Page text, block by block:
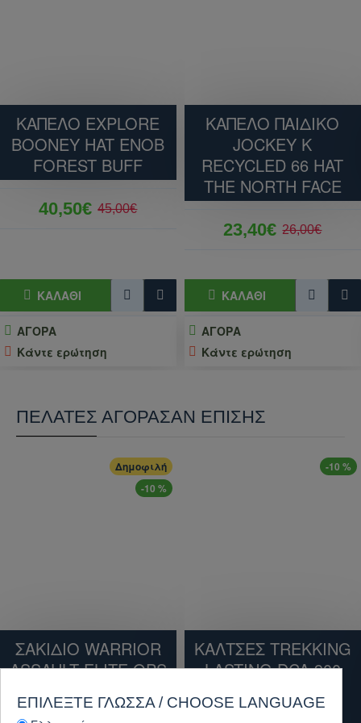
ΚΑΠΕΛΟ EXPLORE
BOONEY HAT ENOB
FOREST BUFF
40,50€ 45,00€
ΚΑΛΆΘΙ
ΑΓΟΡΑ
Κάντε ερώτηση
ΚΑΠΕΛΟ ΠΑΙΔΙΚΟ
JOCKEY K
RECYCLED 66 HAT
THE NORTH FACE
23,40€ 26,00€
ΚΑΛΆΘΙ
ΑΓΟΡΑ
Κάντε ερώτηση
ΠΕΛΆΤΕΣ ΑΓΌΡΑΣΑΝ ΕΠΊΣΗΣ
Δημοφιλή
-10 %
ΣΑΚΙΔΙΟ WARRIOR
ASSAULT ELITE OPS
-10 %
ΚΑΛΤΣΕΣ TREKKING
LASTING DCA 900
COOLMAX
ΕΠΙΛΈΞΤΕ ΓΛΏΣΣΑ / CHOOSE LANGUAGE